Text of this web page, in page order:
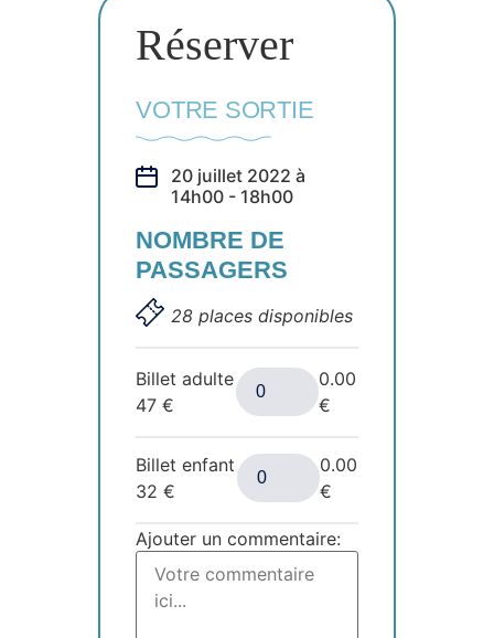
Réserver
VOTRE SORTIE
20 juillet 2022 à
14h00 - 18h00
NOMBRE DE
PASSAGERS
28 places disponibles
Billet adulte
47€
0.00
€
Billet enfant
32€
0.00
€
Ajouter un commentaire: